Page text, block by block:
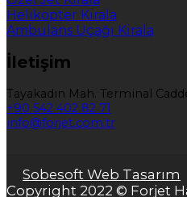
Helikopter Kirala
Ambulans Uçağı Kirala
İletişim
Tayakadın Mah. Terminal
+90 542 402 82 71
info@forjet.com.tr
Sobesoft Web Tasarım
Copyright 2022 © Forjet